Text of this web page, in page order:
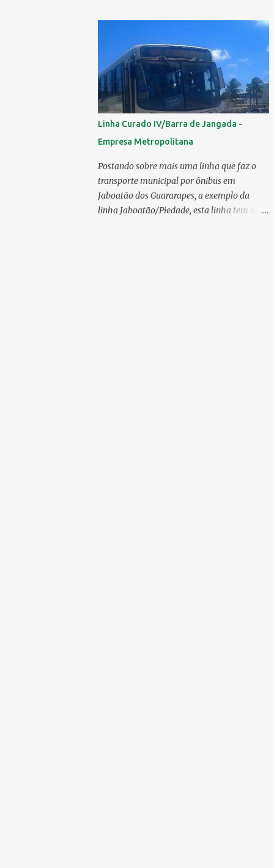
Apache VIP e o Millenium, líderes de venda
da Caio 1. CAIO Induscar 6.138 2. Marcopolo
2.572 3. Mascarello 1.026 4. Comil 16 5.
Neobus/Ciferal 4 Estas são associadas a
FABUS - Associação Nacional dos
Fabricantes de Ônibus , a Volare, que não faz
parte da associação, fabricou neste ano, 327
modelos urbanos. O que aconteceu com a
Comil ? A Comil vem de um processo de
recuperação judicial e fechamento de filial, o
que em 2025 fez com que a encarroçadora
só produzisse 16 unidades de ônibus
Linha Curado IV/Barra de Jangada -
Empresa Metropolitana
Postando sobre mais uma linha que faz o
transporte municipal por ônibus em
Jaboatão dos Guararapes, a exemplo da
linha Jaboatão/Piedade, esta linha tem um